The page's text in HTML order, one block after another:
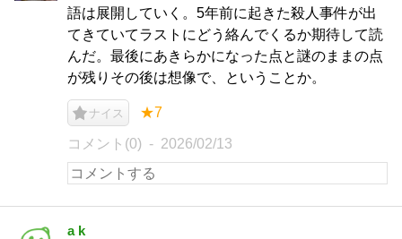
語は展開していく。5年前に起きた殺人事件が出
てきていてラストにどう絡んでくるか期待して読
んだ。最後にあきらかになった点と謎のままの点
が残りその後は想像で、ということか。
ナイス ★7
コメント(0) 2026/02/13
a k